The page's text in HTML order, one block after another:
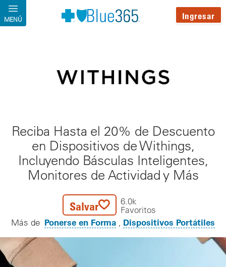
Pasar al contenido principal
MENÚ Ingresar
Reciba Hasta el 20% de Descuento
en Dispositivos de Withings,
Incluyendo Básculas Inteligentes,
Monitores de Actividad y Más
Salvar
6.0k
Favoritos
Más de Ponerse en Forma Dispositivos Portátiles